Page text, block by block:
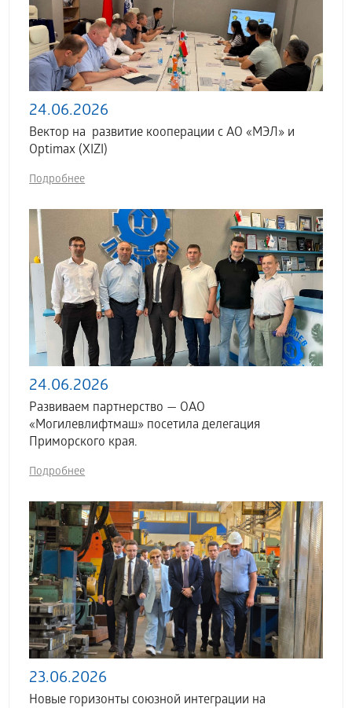
24.06.2026
Вектор на развитие кооперации с АО «МЭЛ» и
Optimax (XIZI)
Подробнее
24.06.2026
Развиваем партнерство — ОАО
«Могилевлифтмаш» посетила делегация
Приморского края.
Подробнее
23.06.2026
Новые горизонты союзной интеграции на